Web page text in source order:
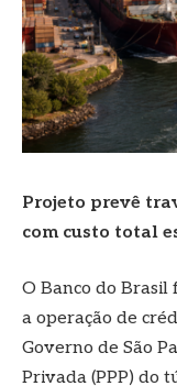
Projeto prevê
com custo total
O Banco do
a operação de
Governo de São
Privada (PPP) do